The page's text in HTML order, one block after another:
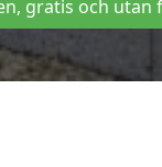
gratis och